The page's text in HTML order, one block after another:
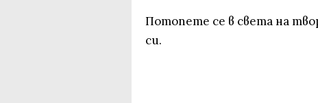
Потопете се в света на
си.